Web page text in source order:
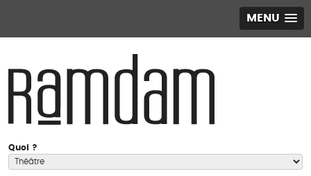
MENU
Quoi ?